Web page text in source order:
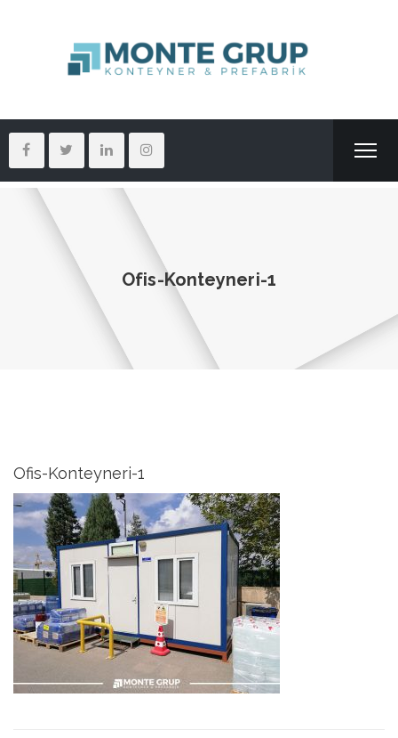
Ofis-Konteyneri-1
Ofis-Konteyneri-1